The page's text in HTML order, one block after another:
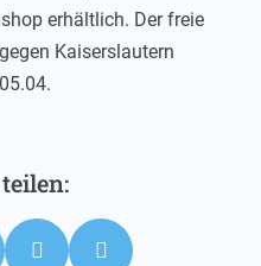
erhältlich. Der freie
Kaiserslautern